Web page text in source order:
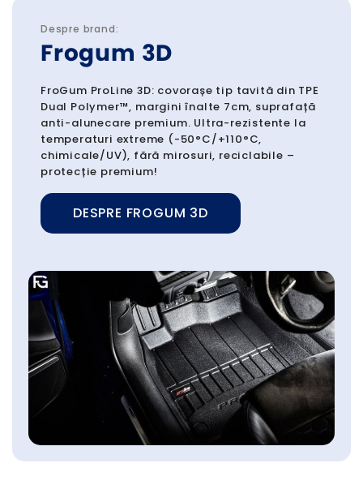
Despre brand:
Frogum 3D
FroGum ProLine 3D: covorașe tip tavită din TPE
Dual Polymer™, margini înalte 7cm, suprafață
anti-alunecare premium. Ultra-rezistente la
temperaturi extreme (-50°C/+110°C,
chimicale/UV), fără mirosuri, reciclabile –
protecție premium!
DESPRE FROGUM 3D